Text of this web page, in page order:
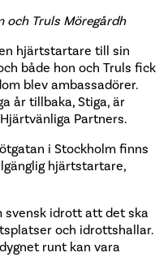
och Truls Möregårdh
hjärtstartare till sin
både hon och Truls fick
blev ambassadörer.
år tillbaka, Stiga, är
Partners.
i Stockholm finns
hjärtstartare,
svensk idrott att det ska
och idrottshallar.
runt kan vara